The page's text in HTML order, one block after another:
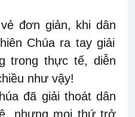
đơn giản, khi dân
Chúa ra taygiải
trong thực tế, diễn
như vậy!
đã giải thoát dân
nhưng mọi thứ trở